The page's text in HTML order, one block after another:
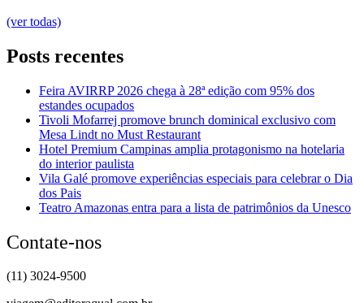
(ver todas)
Posts recentes
Feira AVIRRP 2026 chega à 28ª edição com 95% dos
estandes ocupados
Tivoli Mofarrej promove brunch dominical exclusivo com
Mesa Lindt no Must Restaurant
Hotel Premium Campinas amplia protagonismo na hotelaria
do interior paulista
Vila Galé promove experiências especiais para celebrar o Dia
dos Pais
Teatro Amazonas entra para a lista de patrimônios da Unesco
Contate-nos
(11) 3024-9500